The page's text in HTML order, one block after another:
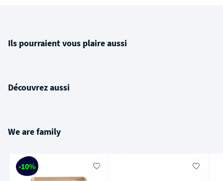
Ils pourraient vous plaire aussi
Découvrez aussi
We are family
-10%